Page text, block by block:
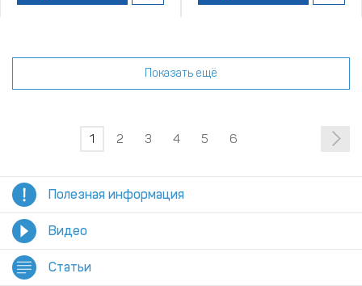
Показать ещё
1 2 3 4 5 6
Полезная информация
Видео
Статьи